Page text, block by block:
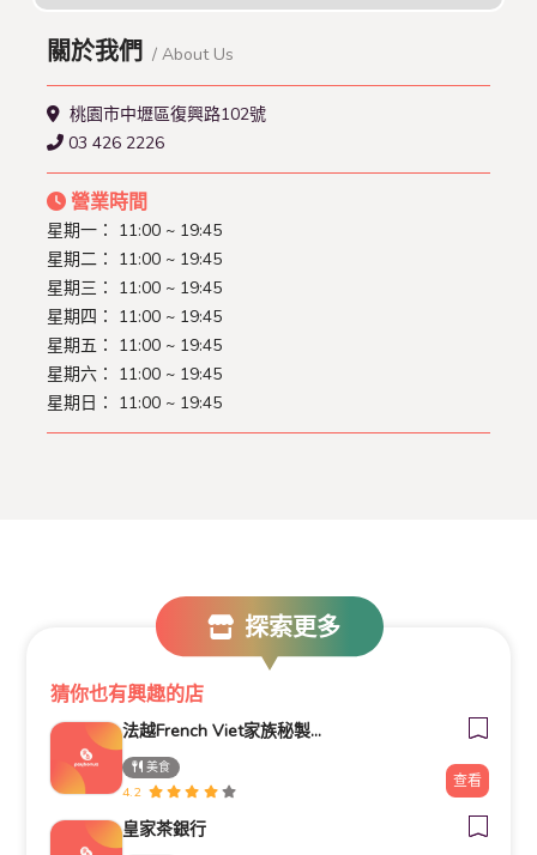
關於我們 / About Us
桃園市中壢區復興路102號
03 426 2226
營業時間
星期一： 11:00 ~ 19:45
星期二： 11:00 ~ 19:45
星期三： 11:00 ~ 19:45
星期四： 11:00 ~ 19:45
星期五： 11:00 ~ 19:45
星期六： 11:00 ~ 19:45
星期日： 11:00 ~ 19:45
探索更多
猜你也有興趣的店
法越French Viet家族秘製牛肉河粉
美食
4.2
查看
皇家茶銀行